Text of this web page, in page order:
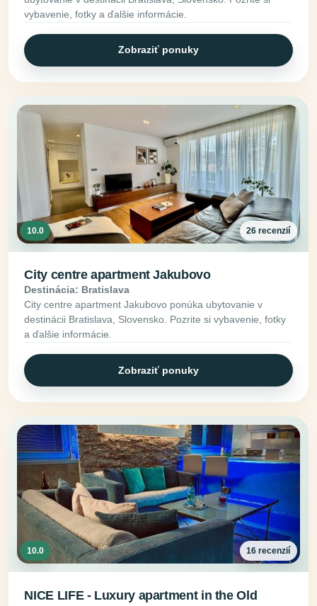
vybavenie, fotky a ďalšie informácie.
Zobraziť ponuky
10.0 26 recenzií
City centre apartment Jakubovo
Destinácia: Bratislava
City centre apartment Jakubovo ponúka ubytovanie v
destinácii Bratislava, Slovensko. Pozrite si vybavenie, fotky
a ďalšie informácie.
Zobraziť ponuky
10.0 16 recenzií
NICE LIFE - Luxury apartment in the Old